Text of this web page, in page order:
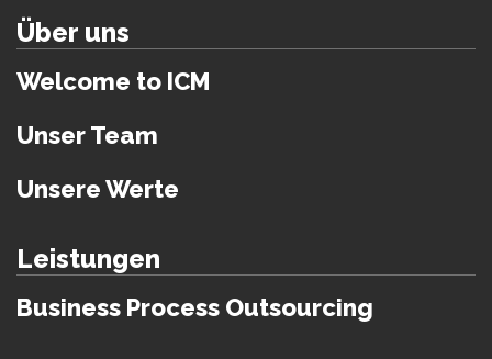
Über uns
Welcome to ICM
Unser Team
Unsere Werte
Leistungen
Business Process Outsourcing